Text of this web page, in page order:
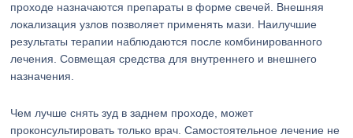
проходе назначаются препараты в форме свечей. Внешняя
локализация узлов позволяет применять мази. Наилучшие
результаты терапии наблюдаются после комбинированного
лечения. Совмещая средства для внутреннего и внешнего
назначения.
Чем лучше снять зуд в заднем проходе, может
проконсультировать только врач. Самостоятельное лечение не